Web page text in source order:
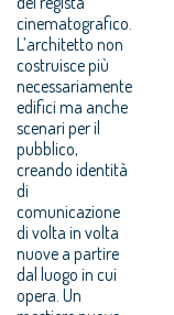
cinematografico.
L’architetto non
costruisce più
necessariamente
edifici ma anche
scenari per il
pubblico,
creando identità
di
comunicazione
di volta in volta
nuove a partire
dal luogo in cui
opera. Un